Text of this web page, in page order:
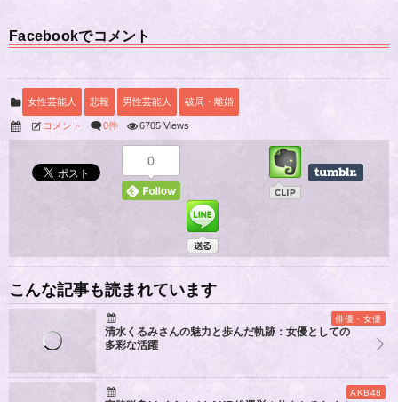
Facebookでコメント
女性芸能人 悲報 男性芸能人 破局・離婚
コメント 0件 6705 Views
0
こんな記事も読まれています
俳優・女優
清水くるみさんの魅力と歩んだ軌跡：女優としての
多彩な活躍
AKB48